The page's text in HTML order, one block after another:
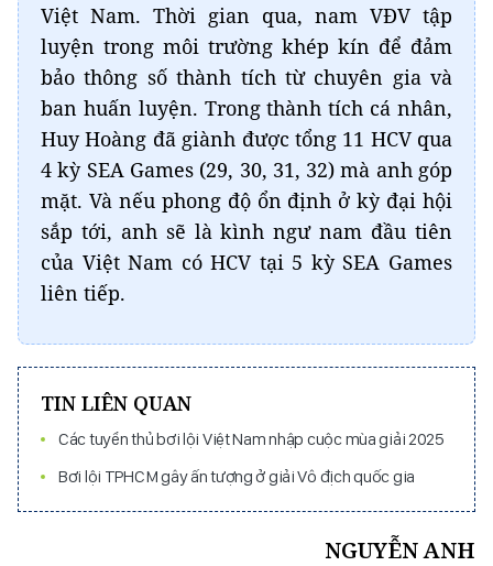
Việt Nam. Thời gian qua, nam VĐV tập
luyện trong môi trường khép kín để đảm
bảo thông số thành tích từ chuyên gia và
ban huấn luyện. Trong thành tích cá nhân,
Huy Hoàng đã giành được tổng 11 HCV qua
4 kỳ SEA Games (29, 30, 31, 32) mà anh góp
mặt. Và nếu phong độ ổn định ở kỳ đại hội
sắp tới, anh sẽ là kình ngư nam đầu tiên
của Việt Nam có HCV tại 5 kỳ SEA Games
liên tiếp.
TIN LIÊN QUAN
Các tuyển thủ bơi lội Việt Nam nhập cuộc mùa giải 2025
Bơi lội TPHCM gây ấn tượng ở giải Vô địch quốc gia
NGUYỄN ANH